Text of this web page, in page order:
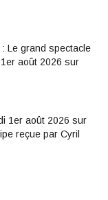
Le grand spectacle
août 2026 sur
1er août 2026 sur
reçue par Cyril